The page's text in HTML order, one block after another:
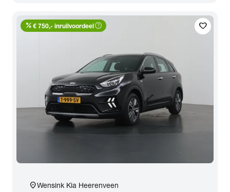
favorite
percent € 750,- inruilvoordeelhelp_outline
location_onWensink Kia Heerenveen